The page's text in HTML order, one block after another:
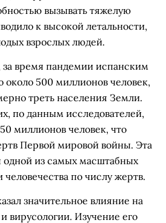
вызывать тяжелую
к высокой летальности,
взрослых людей.
время пандемии испанским
около 500 миллионов человек,
треть населения Земли.
по данным исследователей,
миллионов человек, что
Первой мировой войны. Эта
одной из самых масштабных
по числу жертв.
значительное влияние на
вирусологии. Изучение его